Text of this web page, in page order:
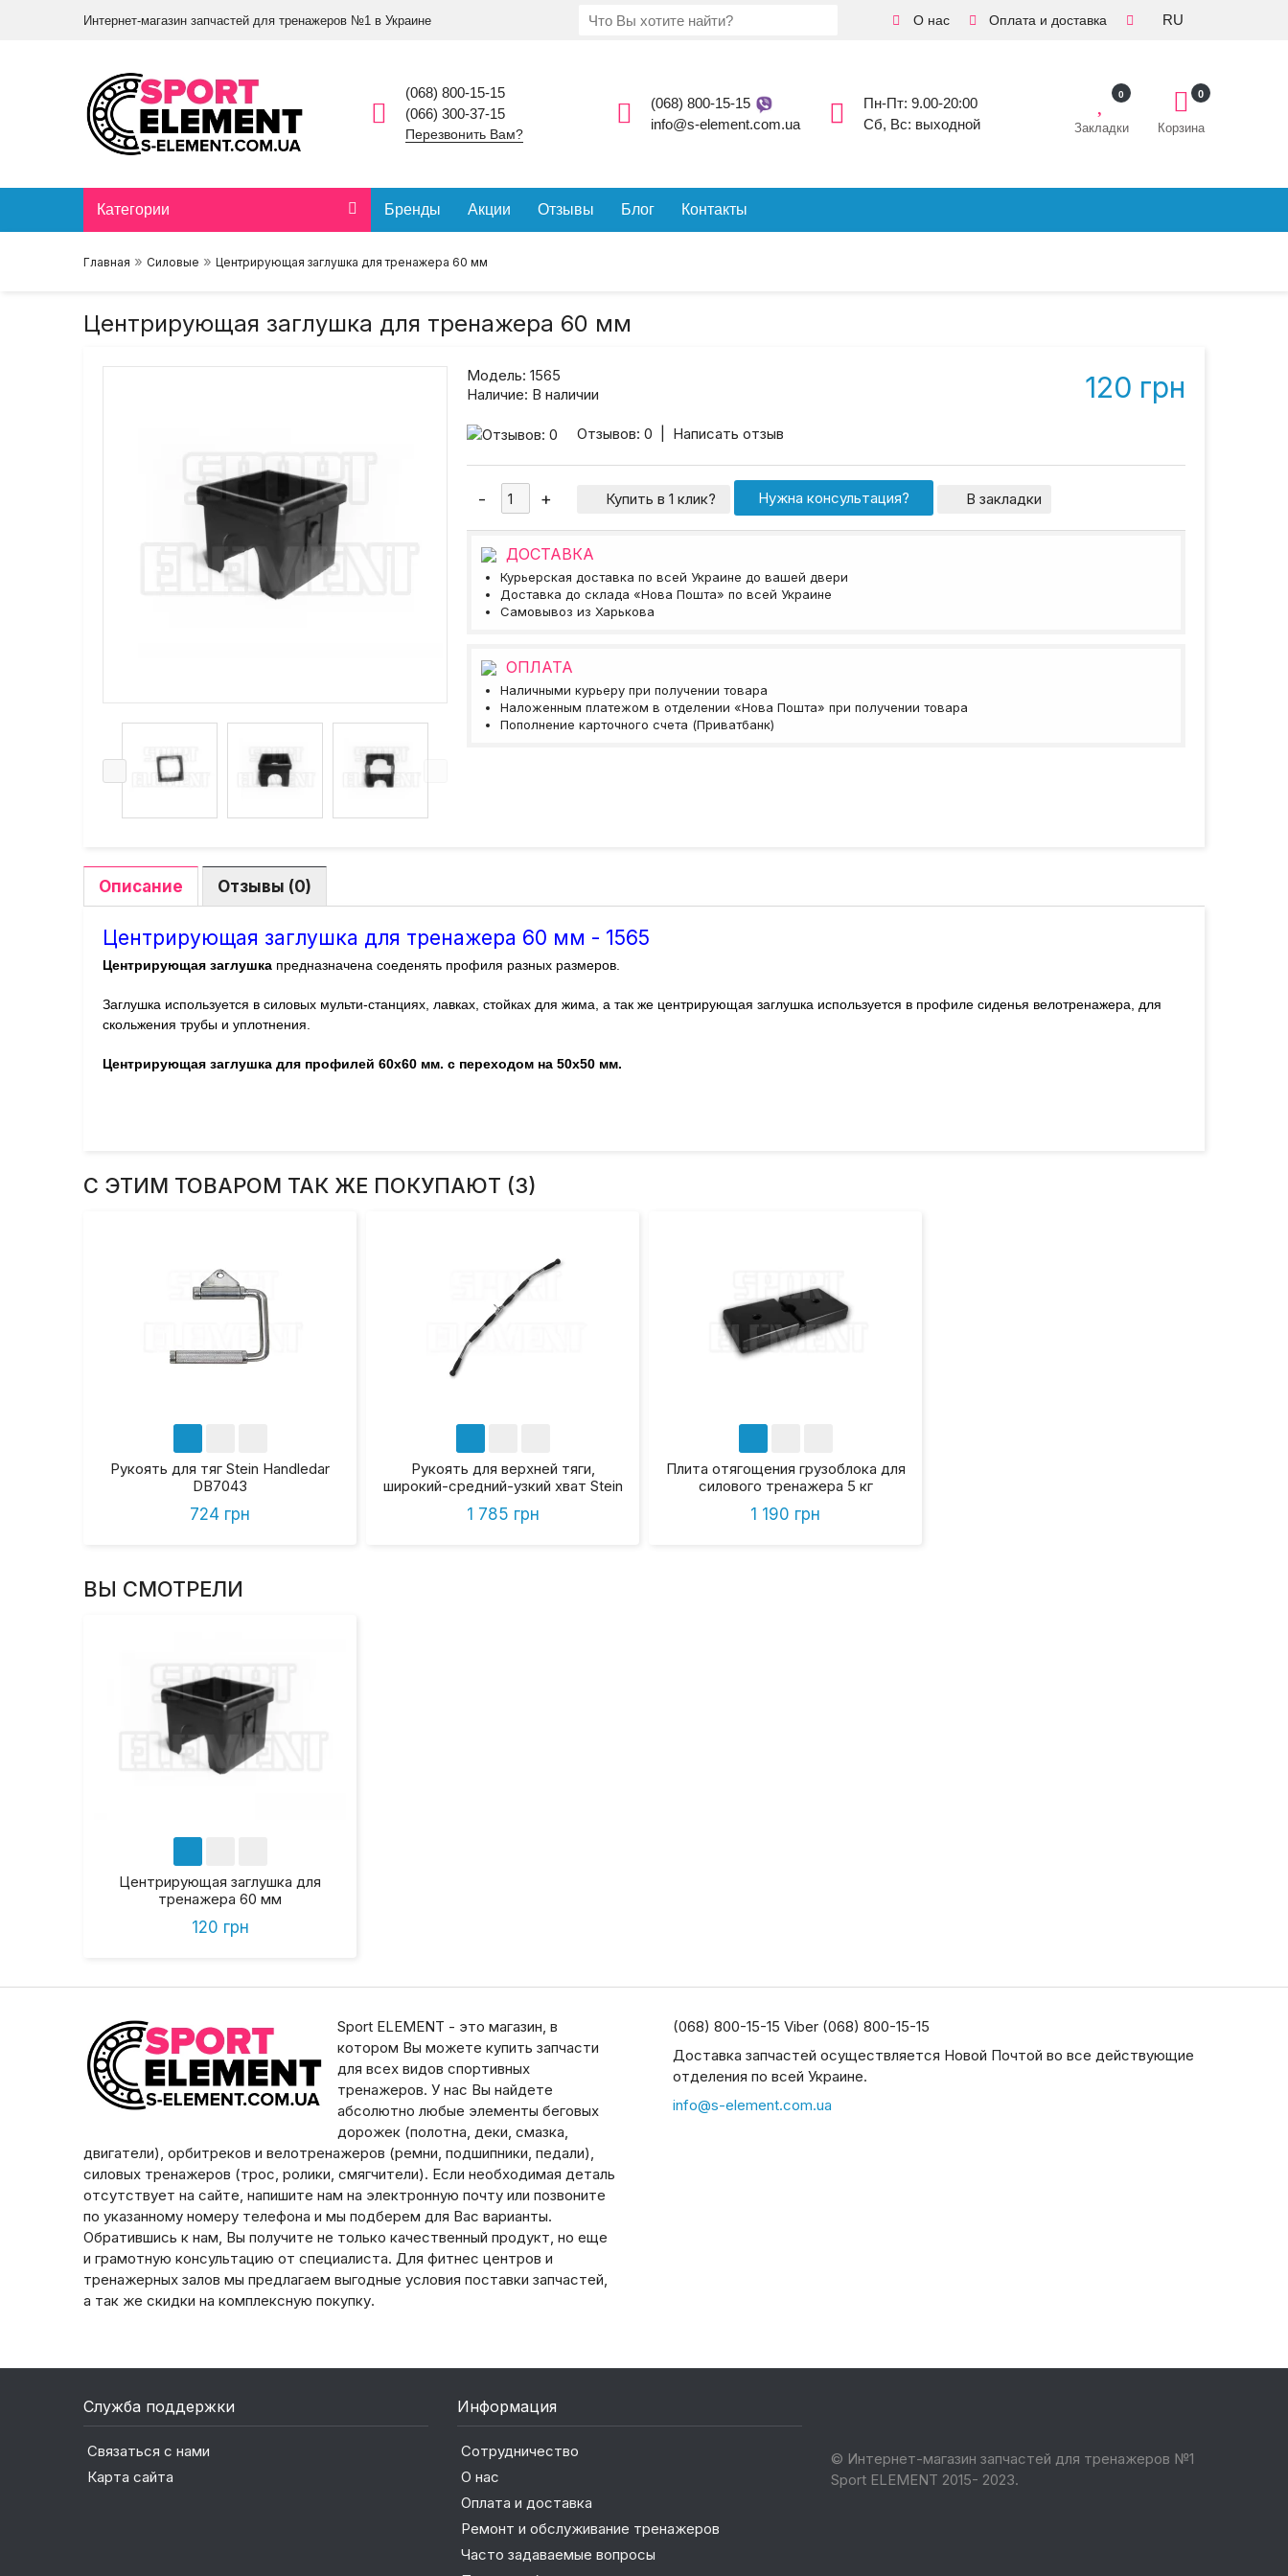
Интернет-магазин запчастей для тренажеров №1 в Украине О нас Оплата и доставка RU
(068) 800-15-15
(066) 300-37-15
Перезвонить Вам?
(068) 800-15-15
info@s-element.com.ua
Пн-Пт: 9.00-20:00
Сб, Вс: выходной
Закладки
0
Корзина
0
Категории Бренды Акции Отзывы Блог Контакты
Главная » Силовые » Центрирующая заглушка для тренажера 60 мм
Центрирующая заглушка для тренажера 60 мм
120 грн
Модель: 1565
Наличие: В наличии
Отзывов: 0 Написать отзыв
Купить в 1 клик? Нужна консультация? В закладки
ДОСТАВКА
Курьерская доставка по всей Украине до вашей двери
Доставка до склада «Нова Пошта» по всей Украине
Самовывоз из Харькова
ОПЛАТА
Наличными курьеру при получении товара
Наложенным платежом в отделении «Нова Пошта» при получении товара
Пополнение карточного счета (Приватбанк)
Описание Отзывы (0)
Центрирующая заглушка для тренажера 60 мм - 1565
Центрирующая заглушка предназначена соеденять профиля разных размеров.
Заглушка используется в силовых мульти-станциях, лавках, стойках для жима, а так же центрирующая заглушка используется в профиле сиденья велотренажера, для
скольжения трубы и уплотнения.
Центрирующая заглушка для профилей 60x60 мм. с переходом на 50x50 мм.
С ЭТИМ ТОВАРОМ ТАК ЖЕ ПОКУПАЮТ (3)
Рукоять для тяг Stein Handledar
DB7043
724 грн
Рукоять для верхней тяги,
широкий-средний-узкий хват Stein
Handledar DB7028
1 785 грн
Плита отягощения грузоблока для
силового тренажера 5 кг
1 190 грн
ВЫ СМОТРЕЛИ
Центрирующая заглушка для
тренажера 60 мм
120 грн
Sport ELEMENT - это магазин, в
котором Вы можете купить запчасти
для всех видов спортивных
тренажеров. У нас Вы найдете
абсолютно любые элементы беговых
дорожек (полотна, деки, смазка,
двигатели), орбитреков и велотренажеров (ремни, подшипники, педали),
силовых тренажеров (трос, ролики, смягчители). Если необходимая деталь
отсутствует на сайте, напишите нам на электронную почту или позвоните
по указанному номеру телефона и мы подберем для Вас варианты.
Обратившись к нам, Вы получите не только качественный продукт, но еще
и грамотную консультацию от специалиста. Для фитнес центров и
тренажерных залов мы предлагаем выгодные условия поставки запчастей,
а так же скидки на комплексную покупку.
(068) 800-15-15 Viber (068) 800-15-15
Доставка запчастей осуществляется Новой Почтой во все действующие
отделения по всей Украине.
info@s-element.com.ua
Служба поддержки
Связаться с нами
Карта сайта
Информация
Сотрудничество
О нас
Оплата и доставка
Ремонт и обслуживание тренажеров
Часто задаваемые вопросы
© Интернет-магазин запчастей для тренажеров №1
Sport ELEMENT 2015- 2023.